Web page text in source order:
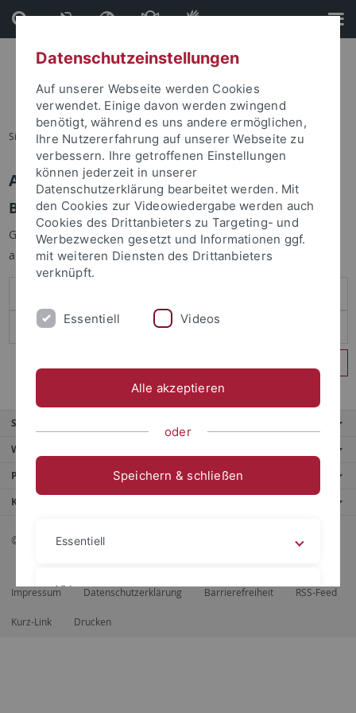
Direkt
zum
Inhalt
Direkt
zur
Fußleiste
Sie sind hier: Startseite
Anmelden
Benutzeranmeldung
Geben Sie Ihren Benutzernamen und Ihr Passwort an um sich
anzumelden:
Service
Weitere Angebote
Portale
Kontaktinfo
© 2026 Eberhard Karls Universität Tübingen, Tübingen
Impressum Datenschutzerklärung Barrierefreiheit RSS-Feed
Kurz-Link Drucken
Datenschutzeinstellungen
Auf unserer Webseite werden Cookies
verwendet. Einige davon werden zwingend
benötigt, während es uns andere ermöglichen,
Ihre Nutzererfahrung auf unserer Webseite zu
verbessern. Ihre getroffenen Einstellungen
können jederzeit in unserer
Datenschutzerklärung bearbeitet werden. Mit
den Cookies zur Videowiedergabe werden auch
Cookies des Drittanbieters zu Targeting- und
Werbezwecken gesetzt und Informationen ggf.
mit weiteren Diensten des Drittanbieters
verknüpft.
Essentiell Videos
Alle akzeptieren
oder
Speichern & schließen
Essentiell
Videos